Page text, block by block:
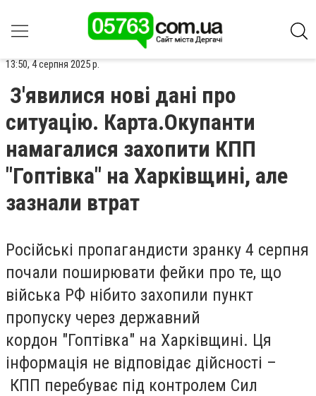
13:50, 4 серпня 2025 р.
З'явилися нові дані про
ситуацію. Карта.Окупанти
намагалися захопити КПП
"Гоптівка" на Харківщині, але
зазнали втрат
Російські пропагандисти зранку 4 серпня
почали поширювати фейки про те, що
війська РФ нібито захопили пункт
пропуску через державний
кордон "Гоптівка" на Харківщині. Ця
інформація не відповідає дійсності –
КПП перебуває під контролем Сил